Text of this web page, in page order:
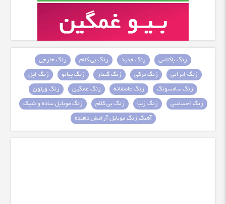
زنگ باکلاس زنگ جدید زنگ بی کلام
زنگ خارجی
زنگ ایرانی
زنگ ترکی زنگ گیتار زنگ پیانو
زنگ اپل
زنگ سامسونگ
زنگ عاشقانه زنگ غمگین
زنگ ویلون
زنگ احساسی
زنگ زیبا زنگ بی کلام
زنگ موبایل ساده و شیک
آهنگ زنگ موبایل آرامش دهنده